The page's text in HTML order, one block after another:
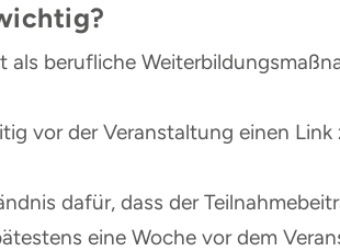
als berufliche
vor der Veranstaltung einen
dafür, dass der
eine Woche vor dem